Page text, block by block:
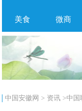
美食 微商
中国安徽网 > 资讯 >中